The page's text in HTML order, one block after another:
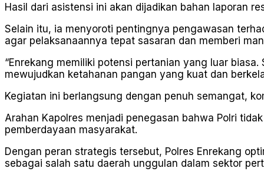
Hasil dari asistensi ini akan dijadikan bahan laporan
Selain itu, ia menyoroti pentingnya pengawasan
agar pelaksanaannya tepat sasaran dan memberi
“Enrekang memiliki potensi pertanian yang luar
mewujudkan ketahanan pangan yang kuat dan
Kegiatan ini berlangsung dengan penuh semangat,
Arahan Kapolres menjadi penegasan bahwa Polri
pemberdayaan masyarakat.
Dengan peran strategis tersebut, Polres Enrekang
sebagai salah satu daerah unggulan dalam sektor